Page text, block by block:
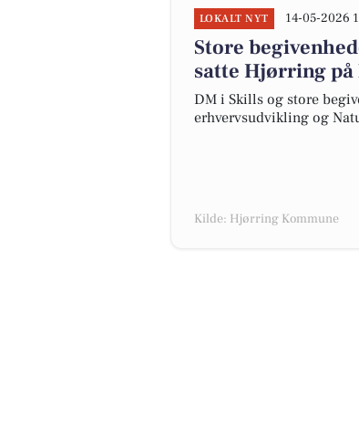
LOKALT NYT 14-05-2026
Store
satte Hjørring
DM i Skills og store
erhvervsudvikling og
Kilde: Hjørring Kommune